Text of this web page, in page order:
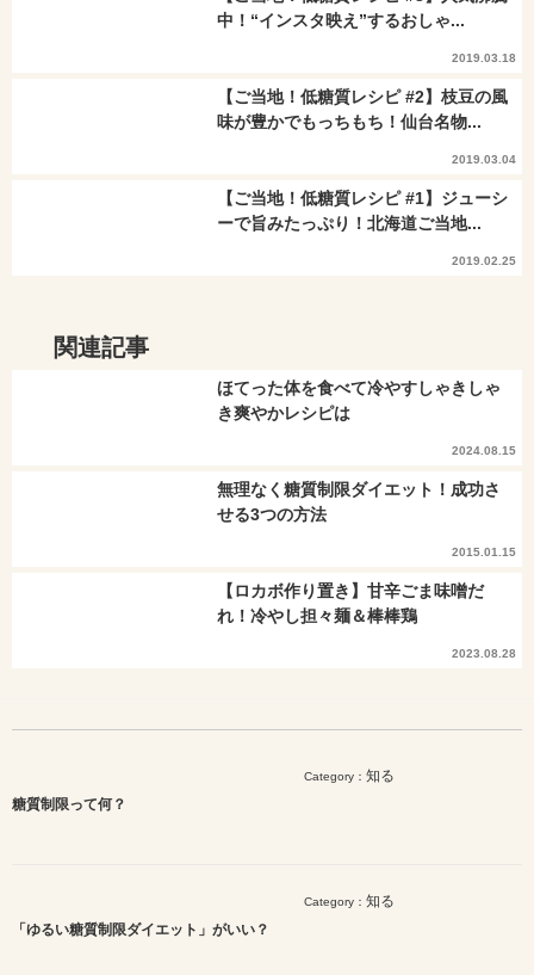
中！“インスタ映え”するおしゃ...
2019.03.18
【ご当地！低糖質レシピ #2】枝豆の風
味が豊かでもっちもち！仙台名物...
2019.03.04
【ご当地！低糖質レシピ #1】ジューシ
ーで旨みたっぷり！北海道ご当地...
2019.02.25
関連記事
ほてった体を食べて冷やすしゃきしゃ
き爽やかレシピは
2024.08.15
無理なく糖質制限ダイエット！成功さ
せる3つの方法
2015.01.15
【ロカボ作り置き】甘辛ごま味噌だ
れ！冷やし担々麺＆棒棒鶏
2023.08.28
Category： 知る
糖質制限って何？
Category： 知る
「ゆるい糖質制限ダイエット」がいい？